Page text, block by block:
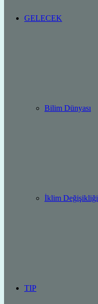
GELECEK
Bilim Dünyası
İklim Değişikliği
TIP